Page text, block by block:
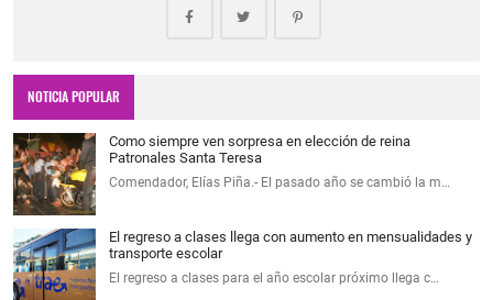
NOTICIA POPULAR
Como siempre ven sorpresa en elección de reina
Patronales Santa Teresa
Comendador, Elías Piña.- El pasado año se cambió la m…
El regreso a clases llega con aumento en mensualidades y
transporte escolar
El regreso a clases para el año escolar próximo llega c…